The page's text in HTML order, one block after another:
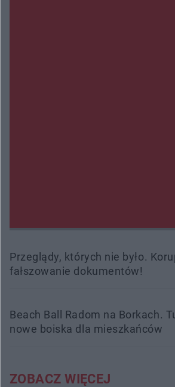
Przeglądy, których nie było.
fałszowanie dokumentów!
Beach Ball Radom na Borkach.
nowe boiska dla mieszkańców
ZOBACZ WIĘCEJ